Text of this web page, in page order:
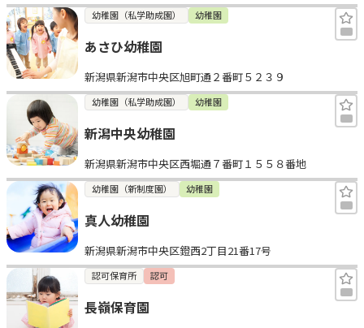
幼稚園（私学助成園） 幼稚園
あさひ幼稚園
新潟県新潟市中央区旭町通２番町５２３９
幼稚園（私学助成園） 幼稚園
新潟中央幼稚園
新潟県新潟市中央区西堀通７番町１５５８番地
幼稚園（新制度園） 幼稚園
真人幼稚園
新潟県新潟市中央区鐙西2丁目21番17号
認可保育所 認可
長嶺保育園